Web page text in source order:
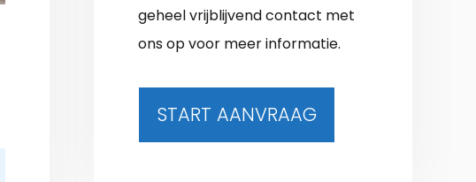
geheel vrijblijvend contact met
ons op voor meer informatie.
START AANVRAAG